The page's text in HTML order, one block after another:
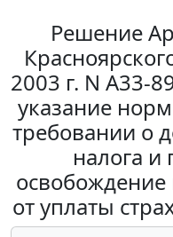
Решение
2003 г. N А33-
указание
требовании о
налога и
от уплаты